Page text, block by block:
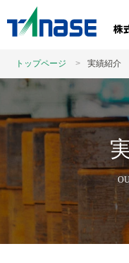
トップページ 実績紹介